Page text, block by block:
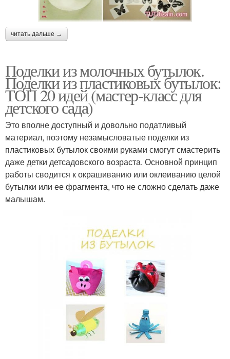
читать дальше →
Поделки из молочных бутылок.
Поделки из пластиковых бутылок:
ТОП 20 идей (мастер-класс для
детского сада)
Это вполне доступный и довольно податливый
материал, поэтому незамысловатые поделки из
пластиковых бутылок своими руками смогут смастерить
даже детки детсадовского возраста. Основной принцип
работы сводится к окрашиванию или оклеиванию целой
бутылки или ее фрагмента, что не сложно сделать даже
малышам.